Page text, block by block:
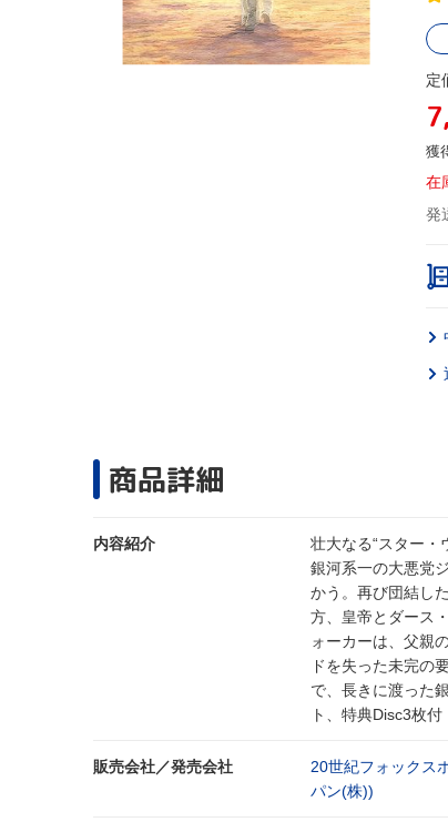
定
獲
在
発
商品詳細
内容紹介
壮大なる“スター・
銀河系一の大悪党
かう。再び団結し
方、皇帝とダース
ォーカーは、父親
ドを失った未完の
で、長きに渡った
ト、特典Disc3枚付
販売会社／発売会社
20世紀フォックス
パン(株))